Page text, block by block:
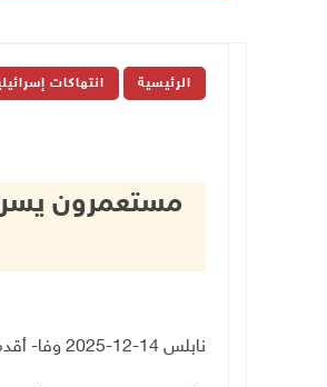
الرئيسية انتهاكات
مستعمرون
نابلس 14-12-2025 وفا- أقدم مستعمرون، فجر اليوم الأحد، على سرقة مركبة في بلدة عوريف جنوب نابلس